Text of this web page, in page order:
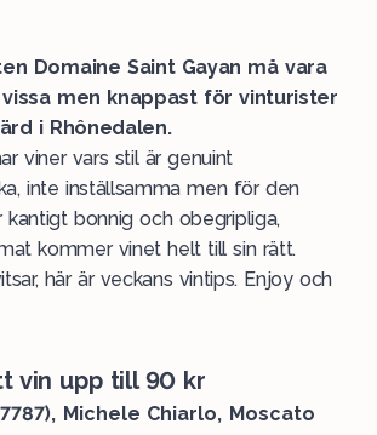
Domaine Saint Gayan må vara
men knappast för vinturister
i Rhônedalen.
viner vars stil är genuint
inte inställsamma men för den
kantigt bonnig och obegripliga,
kommer vinet helt till sin rätt.
här är veckans vintips. Enjoy och
vin upp till 90 kr
Michele Chiarlo, Moscato